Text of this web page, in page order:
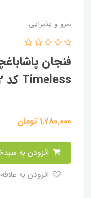
سرو و پذیرایی
فنجان
Timeless کد 55452 بسته 6 عددی
1,780,000تومان